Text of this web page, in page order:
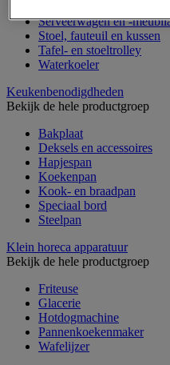
Serveerwagen en -
Stoel, fauteuil en kussen
Tafel- en stoeltrolley
Waterkoeler
Keukenbenodigdheden
Bekijk de hele productgroep
Bakplaat
Deksels en accessoires
Hapjespan
Koekenpan
Kook- en braadpan
Speciaal bord
Steelpan
Klein horeca apparatuur
Bekijk de hele productgroep
Friteuse
Glacerie
Hotdogmachine
Pannenkoekenmaker
Wafelijzer